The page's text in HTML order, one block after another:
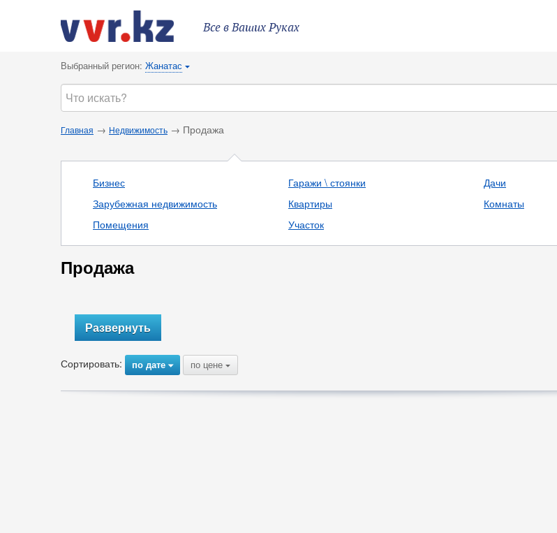
Все в Ваших Руках
Выбранный регион: Жанатас {
Главная → Недвижимость → Продажа
Бизнес
Зарубежная недвижимость
Помещения
Гаражи \ стоянки
Квартиры
Участок
Дачи
Комнаты
Продажа
Развернуть
Сортировать: по дате{ по цене {